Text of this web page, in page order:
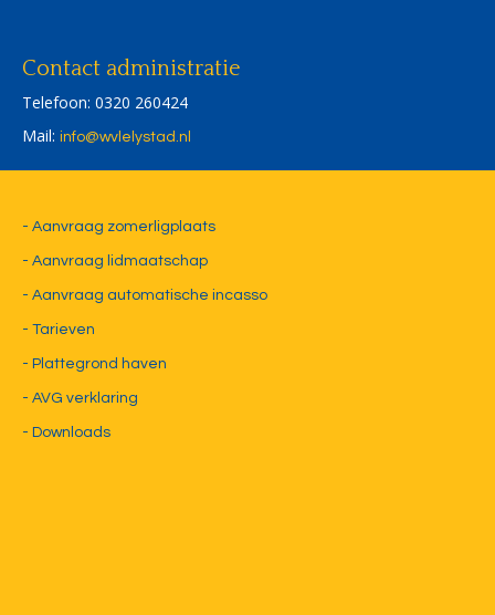
Contact administratie
Telefoon: 0320 260424
Mail: ofni@wvlelystad.nl
- Aanvraag zomerligplaats
- Aanvraag lidmaatschap
- Aanvraag automatische incasso
- Tarieven
- Plattegrond haven
- AVG verklaring
- Downloads